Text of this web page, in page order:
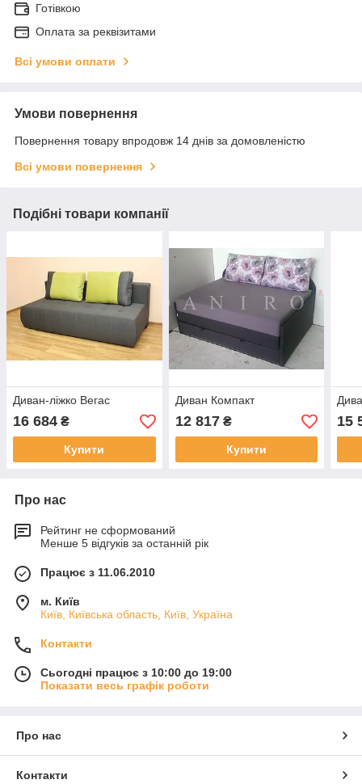
Готівкою
Оплата за реквізитами
Всі умови оплати
Умови повернення
Повернення товару впродовж 14 днів за домовленістю
Всі умови повернення
Подібні товари компанії
Диван-ліжко Вегас
16 684 ₴
Купити
Диван Компакт
12 817₴
Купити
15
Про нас
Рейтинг не сформований
Менше 5 відгуків за останній рік
Працює з 11.06.2010
м. Київ
Київ, Київська область, Київ, Україна
Контакти
Сьогодні працює з 10:00 до 19:00
Показати весь графік роботи
Про нас
Контакти